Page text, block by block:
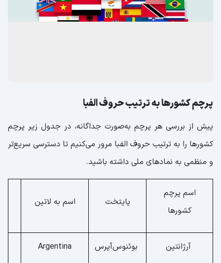
کشور؛ فراتر از یک‌تکه پارچه ساده!
قدیمی ترین پرچم دنیا؛ نمادی از تاریخ کهن و
پرچم کشورها به ترتیب حروف الفبا
پیش از بررسی هر پرچم به‌صورت جداگانه، در جدول زیر پرچم
کشورها را به ترتیب حروف الفبا مرور می‌کنیم تا دسترسی سریع‌تر
و منظمی به نمادهای ملی داشته باشید.
اسم پرچم
کشورها
پایتخت اسم به لاتین
آرژانتین بوئنوس‌آیرس Argentina